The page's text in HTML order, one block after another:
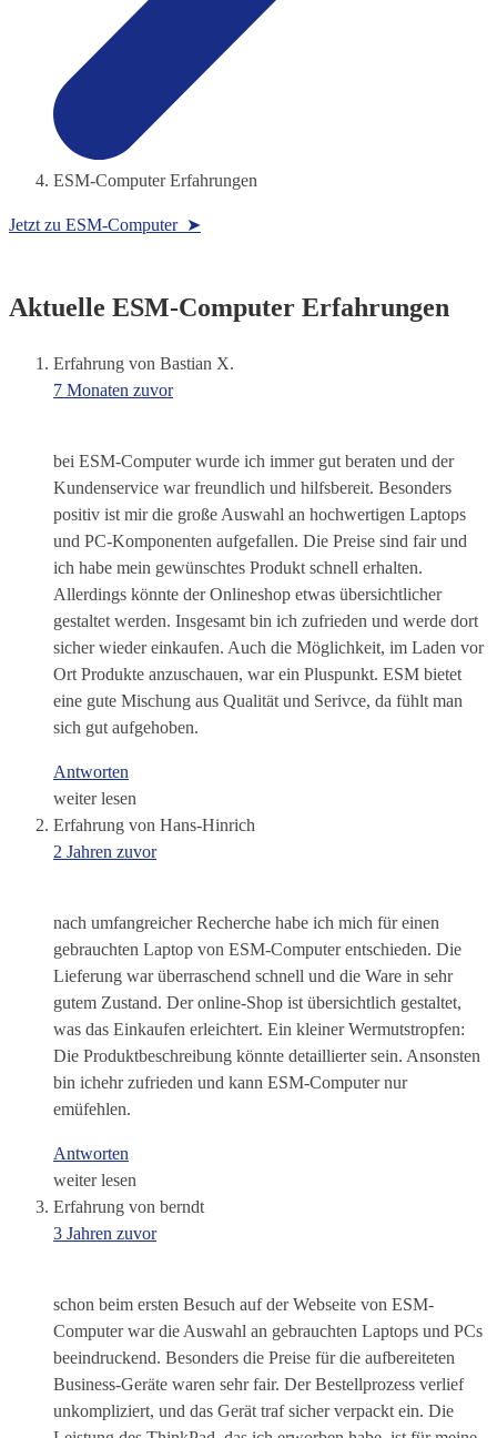
ESM-Computer Erfahrungen
Jetzt zu ESM-Computer ➤
Aktuelle ESM-Computer Erfahrungen
Erfahrung von Bastian X.
7 Monaten zuvor
bei ESM-Computer wurde ich immer gut beraten und der
Kundenservice war freundlich und hilfsbereit. Besonders
positiv ist mir die große Auswahl an hochwertigen Laptops
und PC-Komponenten aufgefallen. Die Preise sind fair und
ich habe mein gewünschtes Produkt schnell erhalten.
Allerdings könnte der Onlineshop etwas übersichtlicher
gestaltet werden. Insgesamt bin ich zufrieden und werde dort
sicher wieder einkaufen. Auch die Möglichkeit, im Laden vor
Ort Produkte anzuschauen, war ein Pluspunkt. ESM bietet
eine gute Mischung aus Qualität und Serivce, da fühlt man
sich gut aufgehoben.
Antworten
weiter lesen
Erfahrung von Hans-Hinrich
2 Jahren zuvor
nach umfangreicher Recherche habe ich mich für einen
gebrauchten Laptop von ESM-Computer entschieden. Die
Lieferung war überraschend schnell und die Ware in sehr
gutem Zustand. Der online-Shop ist übersichtlich gestaltet,
was das Einkaufen erleichtert. Ein kleiner Wermutstropfen:
Die Produktbeschreibung könnte detaillierter sein. Ansonsten
bin ichehr zufrieden und kann ESM-Computer nur
emüfehlen.
Antworten
weiter lesen
Erfahrung von berndt
3 Jahren zuvor
schon beim ersten Besuch auf der Webseite von ESM-
Computer war die Auswahl an gebrauchten Laptops und PCs
beeindruckend. Besonders die Preise für die aufbereiteten
Business-Geräte waren sehr fair. Der Bestellprozess verlief
unkompliziert, und das Gerät traf sicher verpackt ein. Die